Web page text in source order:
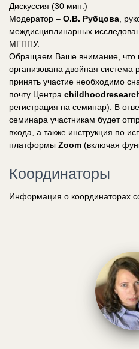
Дискуссия (30 мин.)
Модератор – О.В. Рубцова,
междисциплинарных
МГППУ.
Обращаем Ваше внимание, что
организована двойная
принять участие необходимо
почту Центра
регистрация на семинар). В
семинара участникам будет
входа, а также инструкция по
платформы Zoom (включая
Координаторы
Информация о координаторах